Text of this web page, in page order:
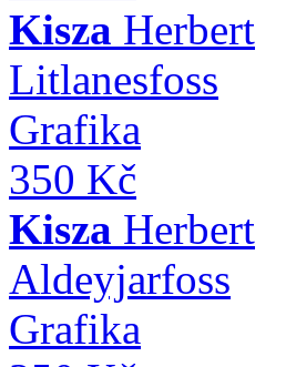
Kisza Herbert
Litlanesfoss
Grafika
350 Kč
Kisza Herbert
Aldeyjarfoss
Grafika